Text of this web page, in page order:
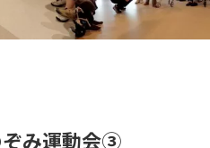
み運動会③